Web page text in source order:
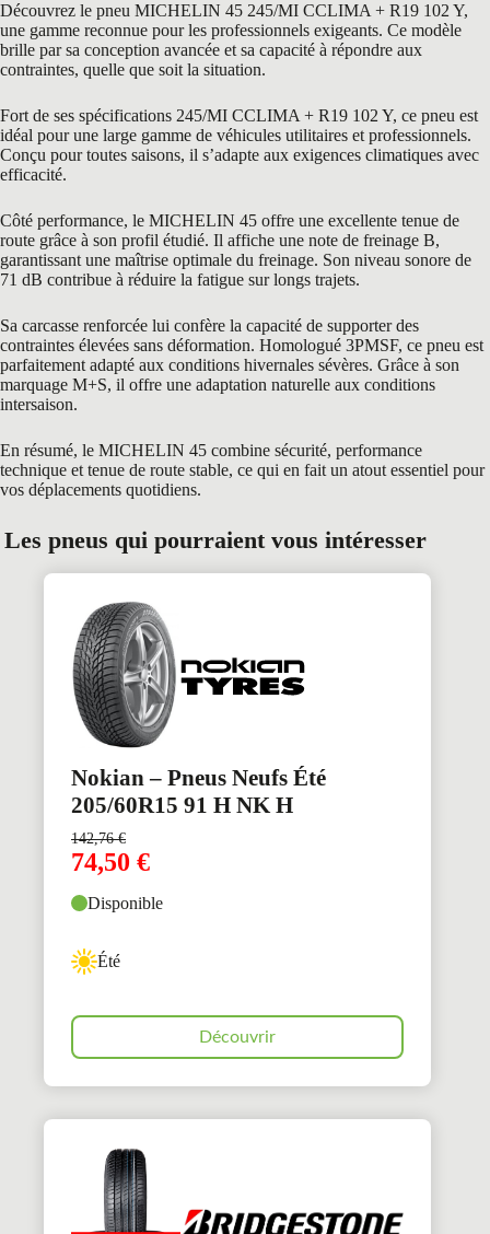
Découvrez le pneu MICHELIN 45 245/MI CCLIMA + R19 102 Y,
une gamme reconnue pour les professionnels exigeants. Ce modèle
brille par sa conception avancée et sa capacité à répondre aux
contraintes, quelle que soit la situation.
Fort de ses spécifications 245/MI CCLIMA + R19 102 Y, ce pneu est
idéal pour une large gamme de véhicules utilitaires et professionnels.
Conçu pour toutes saisons, il s’adapte aux exigences climatiques avec
efficacité.
Côté performance, le MICHELIN 45 offre une excellente tenue de
route grâce à son profil étudié. Il affiche une note de freinage B,
garantissant une maîtrise optimale du freinage. Son niveau sonore de
71 dB contribue à réduire la fatigue sur longs trajets.
Sa carcasse renforcée lui confère la capacité de supporter des
contraintes élevées sans déformation. Homologué 3PMSF, ce pneu est
parfaitement adapté aux conditions hivernales sévères. Grâce à son
marquage M+S, il offre une adaptation naturelle aux conditions
intersaison.
En résumé, le MICHELIN 45 combine sécurité, performance
technique et tenue de route stable, ce qui en fait un atout essentiel pour
vos déplacements quotidiens.
Les pneus qui pourraient vous intéresser
Nokian – Pneus Neufs Été
205/60R15 91 H NK H
142,76€
74,50 €
Disponible
Été
Découvrir